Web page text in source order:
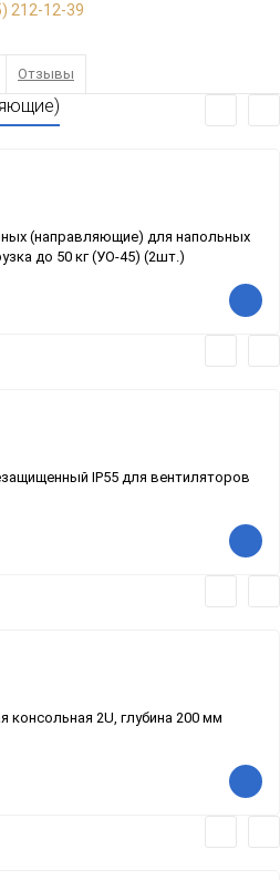
212-12-39
Отзывы
(направляющие) для напольных
до 50 кг (УО-45) (2шт.)
IP55 для вентиляторов
2U, глубина 200 мм